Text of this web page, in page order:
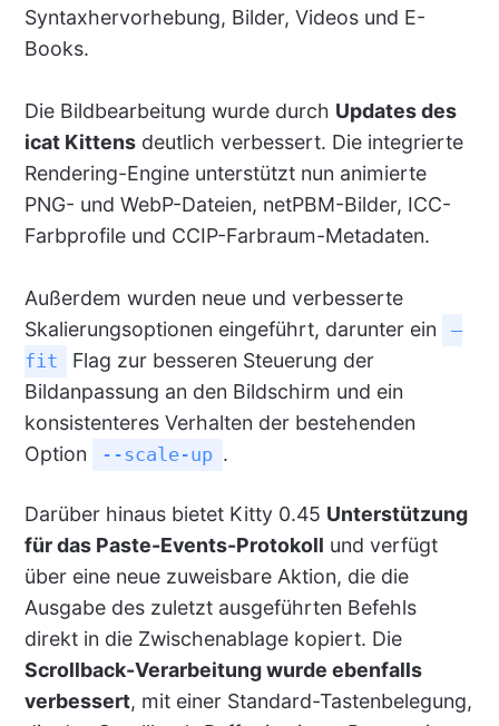
Syntaxhervorhebung, Bilder, Videos und E-
Books.
Die Bildbearbeitung wurde durch Updates des
icat Kittensdeutlich verbessert. Die integrierte
Rendering-Engine unterstützt nun animierte
PNG- und WebP-Dateien, netPBM-Bilder, ICC-
Farbprofile und CCIP-Farbraum-Metadaten.
Außerdem wurden neue und verbesserte
Skalierungsoptionen eingeführt, darunter ein
–
fit
Flag zur besseren Steuerung der
Bildanpassung an den Bildschirm und ein
konsistenteres Verhalten der bestehenden
Option
--scale-up .
Darüber hinaus bietet Kitty 0.45 Unterstützung
für das Paste-Events-Protokoll und verfügt
über eine neue zuweisbare Aktion, die die
Ausgabe des zuletzt ausgeführten Befehls
direkt in die Zwischenablage kopiert. Die
Scrollback-Verarbeitung wurde ebenfalls
verbessert, mit einer Standard-Tastenbelegung,